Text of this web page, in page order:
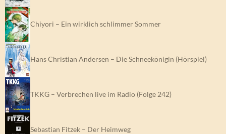
Chiyori – Ein wirklich schlimmer Sommer
Hans Christian Andersen – Die Schneekönigin (Hörspiel)
TKKG – Verbrechen live im Radio (Folge 242)
Sebastian Fitzek – Der Heimweg